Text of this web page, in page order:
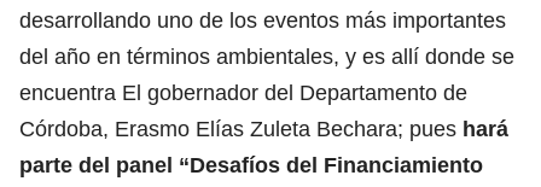
desarrollando uno de los eventos más importantes
del año en términos ambientales, y es allí donde se
encuentra El gobernador del Departamento de
Córdoba, Erasmo Elías Zuleta Bechara; pues hará
parte del panel “Desafíos del Financiamiento